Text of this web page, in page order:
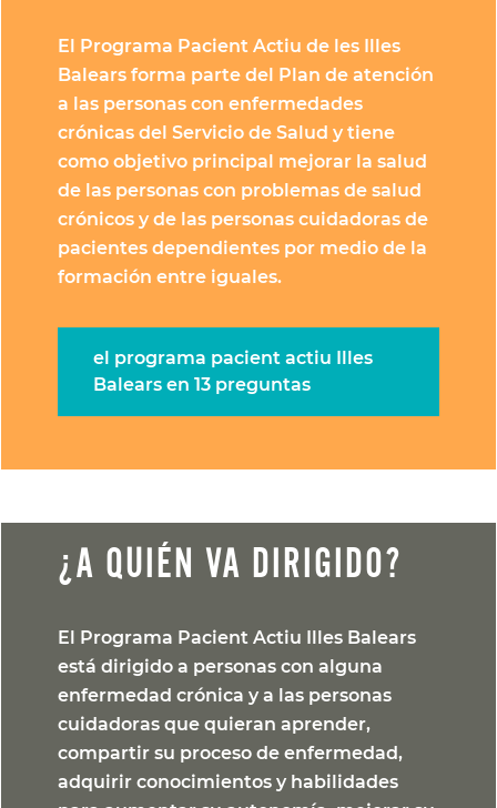
El Programa Pacient Actiu de les Illes
Balears forma parte del Plan de atención
a las personas con enfermedades
crónicas del Servicio de Salud y tiene
como objetivo principal mejorar la salud
de las personas con problemas de salud
crónicos y de las personas cuidadoras de
pacientes dependientes por medio de la
formación entre iguales.
el programa pacient actiu Illes
Balears en 13 preguntas
¿A QUIÉN VA DIRIGIDO?
El Programa Pacient Actiu Illes Balears
está dirigido a personas con alguna
enfermedad crónica y a las personas
cuidadoras que quieran aprender,
compartir su proceso de enfermedad,
adquirir conocimientos y habilidades